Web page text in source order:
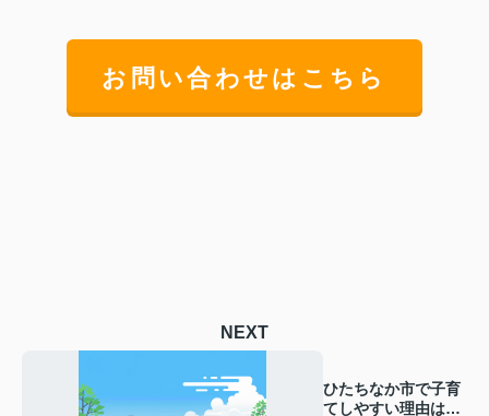
お問い合わせはこちら
NEXT
ひたちなか市で子育
てしやすい理由は？